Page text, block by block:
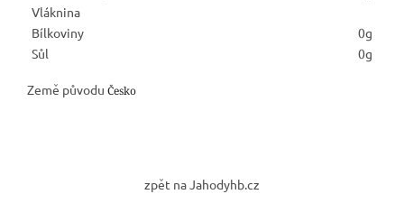
Vláknina
Bílkoviny
0g
Sůl
0g
Země původu Česko
zpět na Jahodyhb.cz